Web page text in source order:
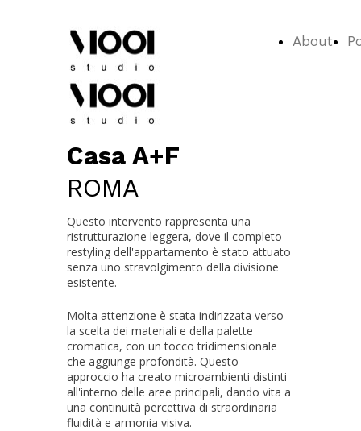
About
Casa A+F
ROMA
Questo intervento rappresenta una
ristrutturazione leggera, dove il completo
restyling dell'appartamento è stato attuato
senza uno stravolgimento della divisione
esistente.
Molta attenzione è stata indirizzata verso
la scelta dei materiali e della palette
cromatica, con un tocco tridimensionale
che aggiunge profondità. Questo
approccio ha creato microambienti distinti
all'interno delle aree principali, dando vita a
una continuità percettiva di straordinaria
fluidità e armonia visiva.